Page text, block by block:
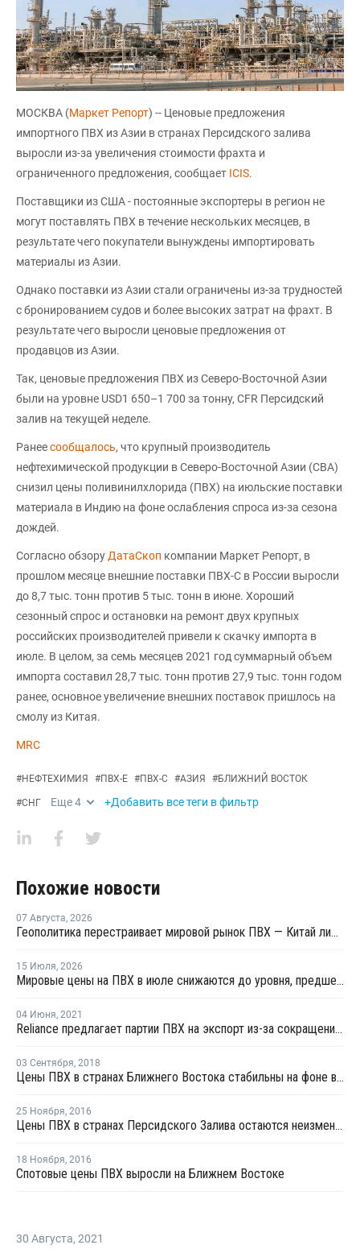
МОСКВА (Маркет Репорт) -- Ценовые предложения
импортного ПВХ из Азии в странах Персидского залива
выросли из-за увеличения стоимости фрахта и
ограниченного предложения, сообщает ICIS.
Поставщики из США - постоянные экспортеры в регион не
могут поставлять ПВХ в течение нескольких месяцев, в
результате чего покупатели вынуждены импортировать
материалы из Азии.
Однако поставки из Азии стали ограничены из-за трудностей
с бронированием судов и более высоких затрат на фрахт. В
результате чего выросли ценовые предложения от
продавцов из Азии.
Так, ценовые предложения ПВХ из Северо-Восточной Азии
были на уровне USD1 650–1 700 за тонну, CFR Персидский
залив на текущей неделе.
Ранеесообщалось, что крупный производитель
нефтехимической продукции в Северо-Восточной Азии (СВА)
снизил цены поливинилхлорида (ПВХ) на июльские поставки
материала в Индию на фоне ослабления спроса из-за сезона
дождей.
Согласно обзоруДатаСкоп компании Маркет Репорт, в
прошлом месяце внешние поставки ПВХ-С в России выросли
до 8,7 тыс. тонн против 5 тыс. тонн в июне. Хороший
сезонный спрос и остановки на ремонт двух крупных
российских производителей привели к скачку импорта в
июле. В целом, за семь месяцев 2021 год суммарный объем
импорта составил 28,7 тыс. тонн против 27,9 тыс. тонн годом
ранее, основное увеличение внешних поставок пришлось на
смолу из Китая.
MRC
#НЕФТЕХИМИЯ #ПВХ-Е #ПВХ-С #АЗИЯ #БЛИЖНИЙ ВОСТОК
#СНГ Еще4 +Добавить все теги в фильтр
Похожие новости
07 Августа, 2026
Геополитика перестраивает мировой рынок ПВХ — Китай лидирует в экспорте
15 Июля, 2026
Мировые цены на ПВХ в июле снижаются до уровня, предшествовавшего конфликту на Ближнем Востоке
04 Июня, 2021
Reliance предлагает партии ПВХ на экспорт из-за сокращения внутреннего спроса
03 Сентября, 2018
Цены ПВХ в странах Ближнего Востока стабильны на фоне вялых переговоров
25 Ноября, 2016
Цены ПВХ в странах Персидского Залива остаются неизменными
18 Ноября, 2016
Спотовые цены ПВХ выросли на Ближнем Востоке
30 Августа, 2021